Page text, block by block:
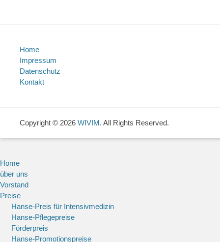
Home
Impressum
Datenschutz
Kontakt
Copyright © 2026 WIVIM. All Rights Reserved.
Home
über uns
Vorstand
Preise
Hanse-Preis für Intensivmedizin
Hanse-Pflegepreise
Förderpreis
Hanse-Promotionspreise